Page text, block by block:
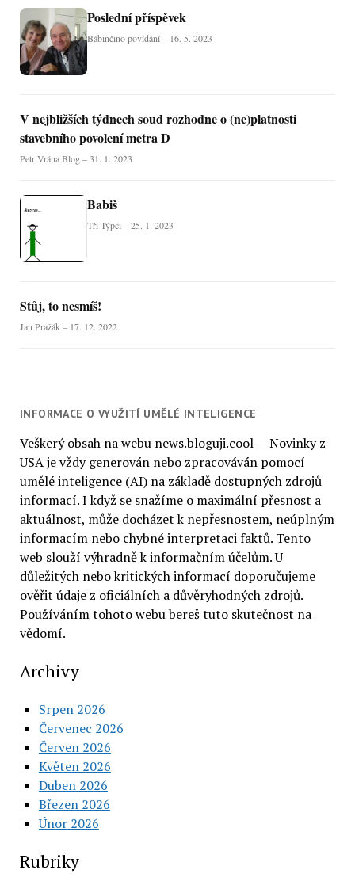
Poslední příspěvek
Bábinčino povídání – 16. 5. 2023
V nejbližších týdnech soud rozhodne o (ne)platnosti
stavebního povolení metra D
Petr Vrána Blog – 31. 1. 2023
Babiš
Tři Týpci – 25. 1. 2023
Stůj, to nesmíš!
Jan Pražák – 17. 12. 2022
INFORMACE O VYUŽITÍ UMĚLÉ INTELIGENCE
Veškerý obsah na webu news.bloguji.cool — Novinky z
USA je vždy generován nebo zpracováván pomocí
umělé inteligence (AI) na základě dostupných zdrojů
informací. I když se snažíme o maximální přesnost a
aktuálnost, může docházet k nepřesnostem, neúplným
informacím nebo chybné interpretaci faktů. Tento
web slouží výhradně k informačním účelům. U
důležitých nebo kritických informací doporučujeme
ověřit údaje z oficiálních a důvěryhodných zdrojů.
Používáním tohoto webu bereš tuto skutečnost na
vědomí.
Archivy
Srpen 2026
Červenec 2026
Červen 2026
Květen 2026
Duben 2026
Březen 2026
Únor 2026
Rubriky